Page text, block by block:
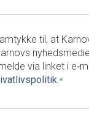
til, at
via linket i
.*